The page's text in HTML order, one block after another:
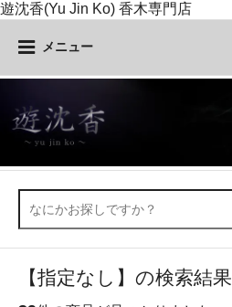
遊沈香(Yu Jin Ko) 香木専門店
メニュー
【指定なし】の検索結果